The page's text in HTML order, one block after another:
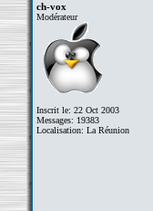
ch-vox
Modérateur
Inscrit le: 22 Oct 2003
Messages: 19383
Localisation: La Réunion